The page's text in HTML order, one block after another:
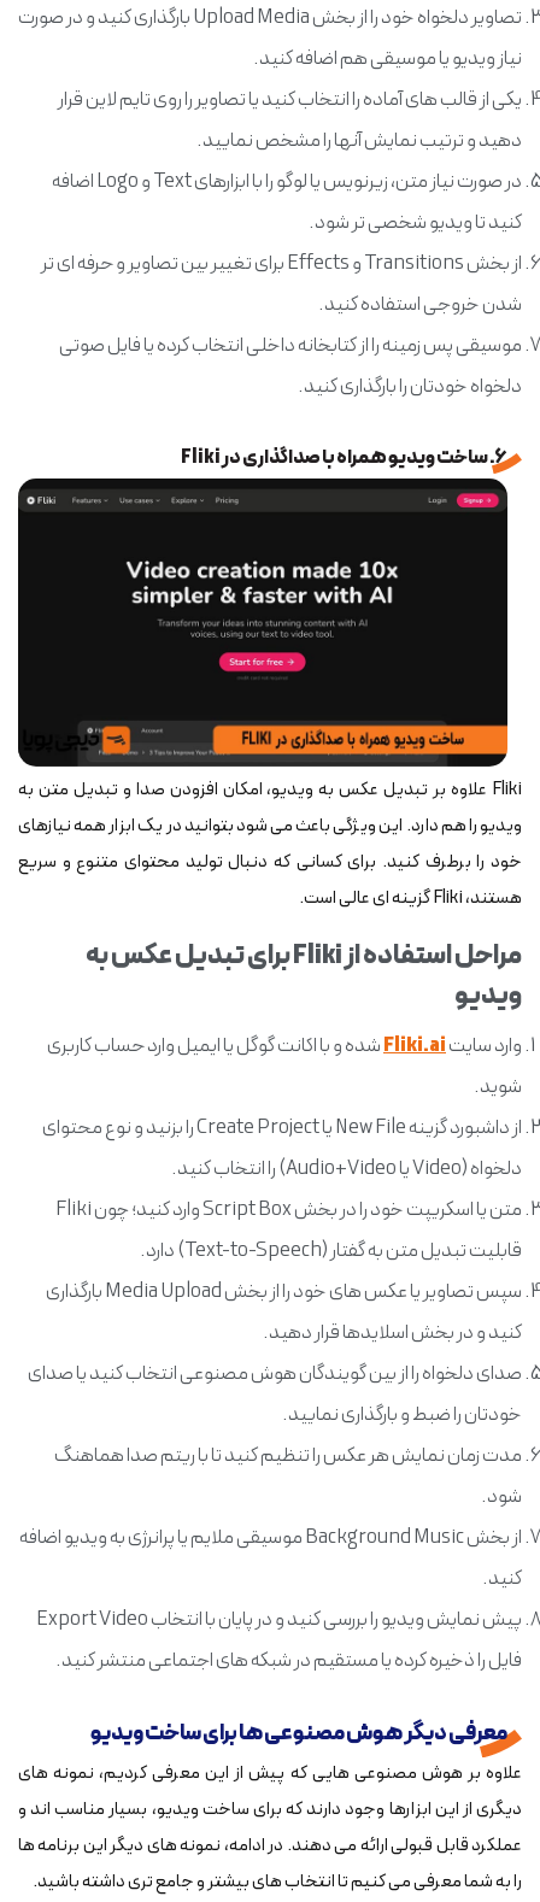
تصاویر دلخواه خود را از بخش Upload Media بارگذاری کنید و در صورت
نیاز ویدیو یا موسیقی هم اضافه کنید.
یکی از قالب های آماده را انتخاب کنید یا تصاویر را روی تایم لاین قرار
دهید و ترتیب نمایش آنها را مشخص نمایید.
در صورت نیاز متن، زیرنویس یا لوگو را با ابزارهای Text و Logo اضافه
کنید تا ویدیو شخصی تر شود.
از بخش Transitions و Effects برای تغییر بین تصاویر و حرفه ای تر
شدن خروجی استفاده کنید.
موسیقی پس زمینه را از کتابخانه داخلی انتخاب کرده یا فایل صوتی
دلخواه خودتان را بارگذاری کنید.
6. ساخت ویدیو همراه با صداگذاری در Fliki
Fliki علاوه بر تبدیل عکس به ویدیو، امکان افزودن صدا و تبدیل متن به
ویدیو را هم دارد. این ویژگی باعث می شود بتوانید در یک ابزار همه نیازهای
خود را برطرف کنید. برای کسانی که دنبال تولید محتوای متنوع و سریع
هستند، Fliki گزینه ای عالی است.
مراحل استفاده از Fliki برای تبدیل عکس به
ویدیو
وارد سایتFliki.aiشده و با اکانت گوگل یا ایمیل وارد حساب کاربری
شوید.
از داشبورد گزینه New File یا Create Project را بزنید و نوع محتوای
دلخواه (Video یا Audio+Video) را انتخاب کنید.
متن یا اسکریپت خود را در بخش Script Box وارد کنید؛ چون Fliki
قابلیت تبدیل متن به گفتار (Text-to-Speech) دارد.
سپس تصاویر یا عکس های خود را از بخش Media Upload بارگذاری
کنید و در بخش اسلایدها قرار دهید.
صدای دلخواه را از بین گویندگان هوش مصنوعی انتخاب کنید یا صدای
خودتان را ضبط و بارگذاری نمایید.
مدت زمان نمایش هر عکس را تنظیم کنید تا با ریتم صدا هماهنگ
شود.
از بخش Background Music موسیقی ملایم یا پرانرژی به ویدیو اضافه
کنید.
پیش نمایش ویدیو را بررسی کنید و در پایان با انتخاب Export Video
فایل را ذخیره کرده یا مستقیم در شبکه های اجتماعی منتشر کنید.
معرفی دیگر هوش مصنوعی ها برای ساخت ویدیو
علاوه بر هوش مصنوعی هایی که پیش از این معرفی کردیم، نمونه های
دیگری از این ابزارها وجود دارند که برای ساخت ویدیو، بسیار مناسب اند و
عملکرد قابل قبولی ارائه می دهند. در ادامه، نمونه های دیگر این برنامه ها
را به شما معرفی می کنیم تا انتخاب های بیشتر و جامع تری داشته باشید.